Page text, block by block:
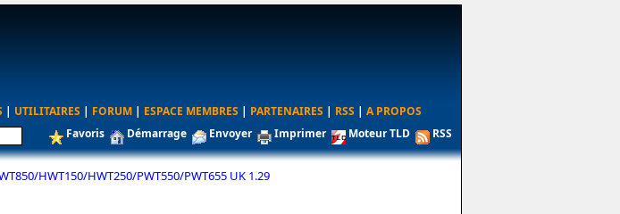
| UTILITAIRES | FORUM | ESPACE MEMBRES | PARTENAIRES | RSS | A PROPOS
Favoris Démarrage Envoyer Imprimer Moteur TLD RSS
HWT150/HWT250/PWT550/PWT655 UK 1.29